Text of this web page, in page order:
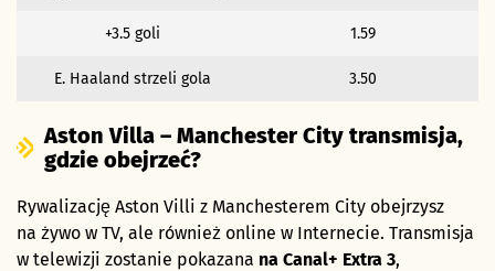
+3.5 goli 1.59
E. Haaland strzeli gola 3.50
Aston Villa – Manchester City transmisja,
gdzie obejrzeć?
Rywalizację Aston Villi z Manchesterem City obejrzysz
na żywo w TV, ale również online w Internecie. Transmisja
w telewizji zostanie pokazana na Canal+ Extra 3,